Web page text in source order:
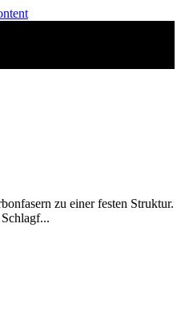
zu einer festen Struktur.